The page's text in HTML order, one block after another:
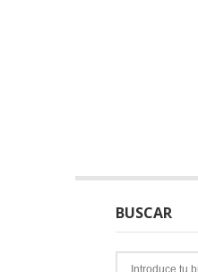
BUSCAR